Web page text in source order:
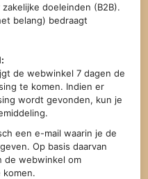
doeleinden (B2B).
belang) bedraagt
de webwinkel 7 dagen de
te komen. Indien er
wordt gevonden, kun je
een e-mail waarin je de
Op basis daarvan
de webwinkel om